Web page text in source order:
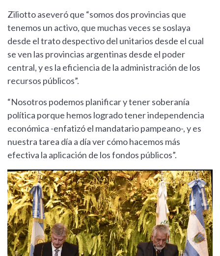
Ziliotto aseveró que “somos dos provincias que
tenemos un activo, que muchas veces se soslaya
desde el trato despectivo del unitarios desde el cual
se ven las provincias argentinas desde el poder
central, y es la eficiencia de la administración de los
recursos públicos”.
“Nosotros podemos planificar y tener soberanía
política porque hemos logrado tener independencia
económica -enfatizó el mandatario pampeano-, y es
nuestra tarea día a día ver cómo hacemos más
efectiva la aplicación de los fondos públicos”.